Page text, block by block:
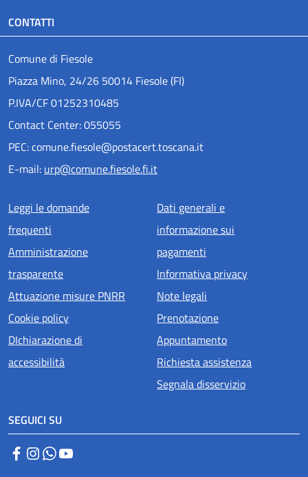
CONTATTI
Comune di Fiesole
Piazza Mino, 24/26 50014 Fiesole (FI)
P.IVA/CF 01252310485
Contact Center: 055055
PEC: comune.fiesole@postacert.toscana.it
E-mail: urp@comune.fiesole.fi.it
Menu piè di pagina
Leggi le domande
frequenti
Amministrazione
trasparente
Attuazione misure PNRR
Cookie policy
DIchiarazione di
accessibilità
Dati generali e
informazione sui
pagamenti
Informativa privacy
Note legali
Prenotazione
Appuntamento
Richiesta assistenza
Segnala disservizio
SEGUICI SU
Facebook
Instagram
WhatsApp